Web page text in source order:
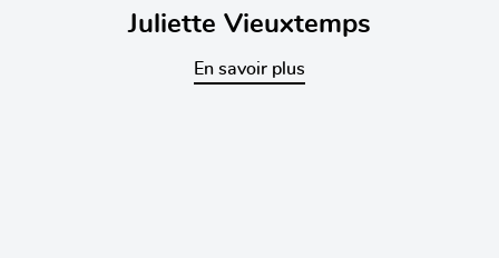
Juliette Vieuxtemps
En savoir plus